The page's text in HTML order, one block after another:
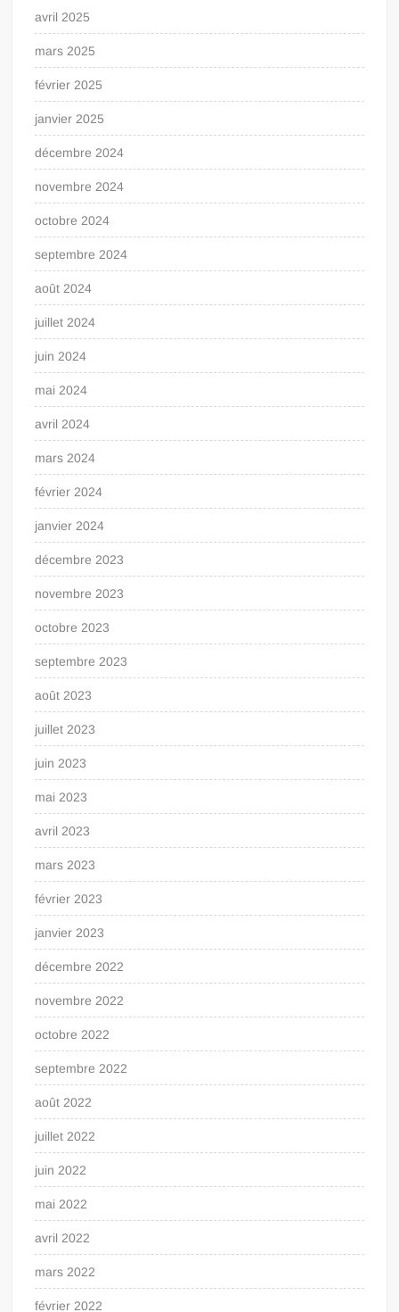
avril 2025
mars 2025
février 2025
janvier 2025
décembre 2024
novembre 2024
octobre 2024
septembre 2024
août 2024
juillet 2024
juin 2024
mai 2024
avril 2024
mars 2024
février 2024
janvier 2024
décembre 2023
novembre 2023
octobre 2023
septembre 2023
août 2023
juillet 2023
juin 2023
mai 2023
avril 2023
mars 2023
février 2023
janvier 2023
décembre 2022
novembre 2022
octobre 2022
septembre 2022
août 2022
juillet 2022
juin 2022
mai 2022
avril 2022
mars 2022
février 2022